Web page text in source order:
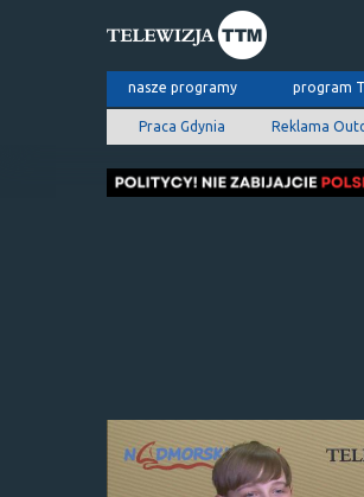
nasze programy program
Praca Gdynia Reklama